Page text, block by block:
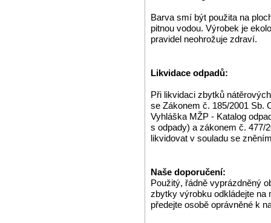
Barva smí být použita na
pitnou vodou. Výrobek je
pravidel neohrožuje zdraví.
Likvidace odpadů:
Při likvidaci zbytků
se Zákonem č. 185/2001 Sb.
Vyhláška MŽP - Katalog
s odpady) a zákonem č. 477/
likvidovat v souladu se
Naše doporučení:
Použitý, řádně vyprázdněný
zbytky výrobku odkládejte na
předejte osobě oprávněné k